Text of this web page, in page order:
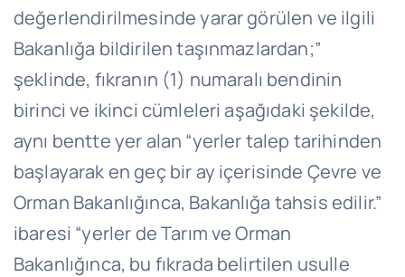
değerlendirilmesinde yarar görülen ve ilgili
Bakanlığa bildirilen taşınmazlardan;”
şeklinde, fıkranın (1) numaralı bendinin
birinci ve ikinci cümleleri aşağıdaki şekilde,
aynı bentte yer alan “yerler talep tarihinden
başlayarak en geç bir ay içerisinde Çevre ve
Orman Bakanlığınca, Bakanlığa tahsis edilir.”
ibaresi “yerler de Tarım ve Orman
Bakanlığınca, bu fıkrada belirtilen usulle